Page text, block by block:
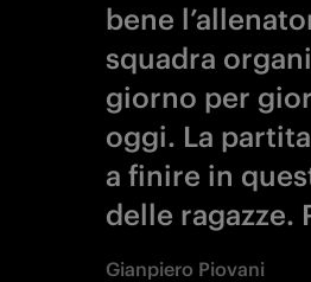
bene
squadra
giorno per
oggi. La
a finire in
delle ragazze.
Gianpiero Piovani